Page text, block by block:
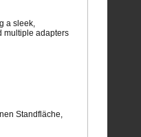
a sleek,
multiple adapters
Standfläche,